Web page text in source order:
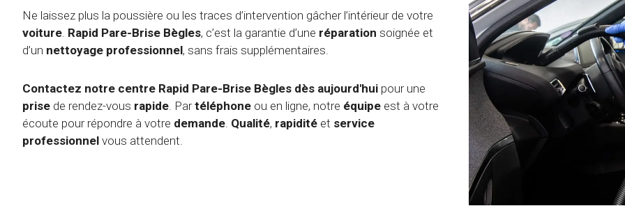
Ne laissez plus la poussière ou les traces d’intervention gâcher l’intérieur de votre
voiture. Rapid Pare-Brise Bègles, c’est la garantie d’une réparation soignée et
d’un nettoyage professionnel, sans frais supplémentaires.
Contactez notre centre Rapid Pare-Brise Bègles dès aujourd'hui pour une
prise de rendez-vous rapide. Partéléphone ou en ligne, notre équipe est à votre
écoute pour répondre à votre demande. Qualité, rapidité et service
professionnel vous attendent.